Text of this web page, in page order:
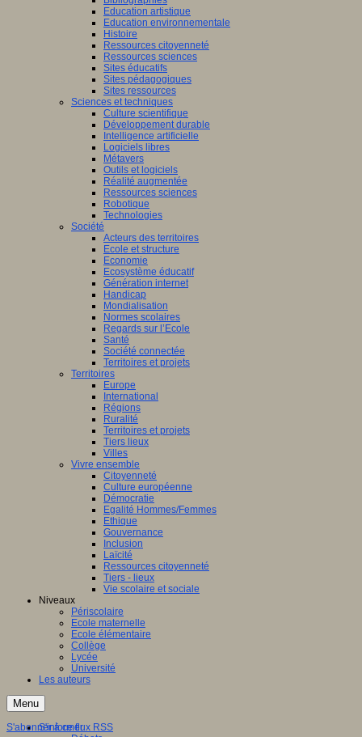
Education artistique
Education environnementale
Histoire
Ressources citoyenneté
Ressources sciences
Sites éducatifs
Sites pédagogiques
Sites ressources
Sciences et techniques
Culture scientifique
Développement durable
Intelligence artificielle
Logiciels libres
Métavers
Outils et logiciels
Réalité augmentée
Ressources sciences
Robotique
Technologies
Société
Acteurs des territoires
Ecole et structure
Economie
Ecosystème éducatif
Génération internet
Handicap
Mondialisation
Normes scolaires
Regards sur l’Ecole
Santé
Société connectée
Territoires et projets
Territoires
Europe
International
Régions
Ruralité
Territoires et projets
Tiers lieux
Villes
Vivre ensemble
Citoyenneté
Culture européenne
Démocratie
Egalité Hommes/Femmes
Ethique
Gouvernance
Inclusion
Laïcité
Ressources citoyenneté
Tiers - lieux
Vie scolaire et sociale
Niveaux
Périscolaire
Ecole maternelle
Ecole élémentaire
Collège
Lycée
Université
Les auteurs
Menu
S'informer
S'abonner à ce flux RSS